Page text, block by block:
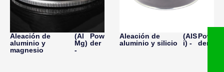
Aleación de
aluminio y
magnesio
(Al
Mg)
-
Pow
der
Aleación de
aluminio y silicio
(AlS
i) -
Pow
der